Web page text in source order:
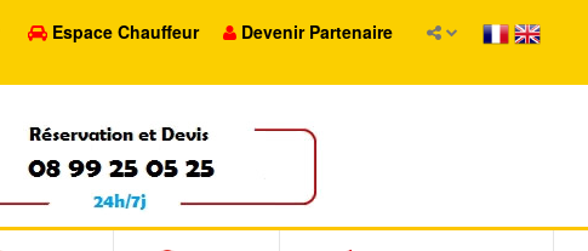
Espace Chauffeur Devenir Partenaire